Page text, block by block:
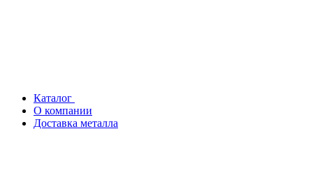
Каталог
О компании
Доставка металла